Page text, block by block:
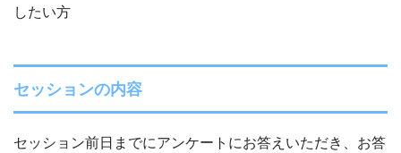
したい方
セッションの内容
セッション前日までにアンケートにお答えいただき、お答